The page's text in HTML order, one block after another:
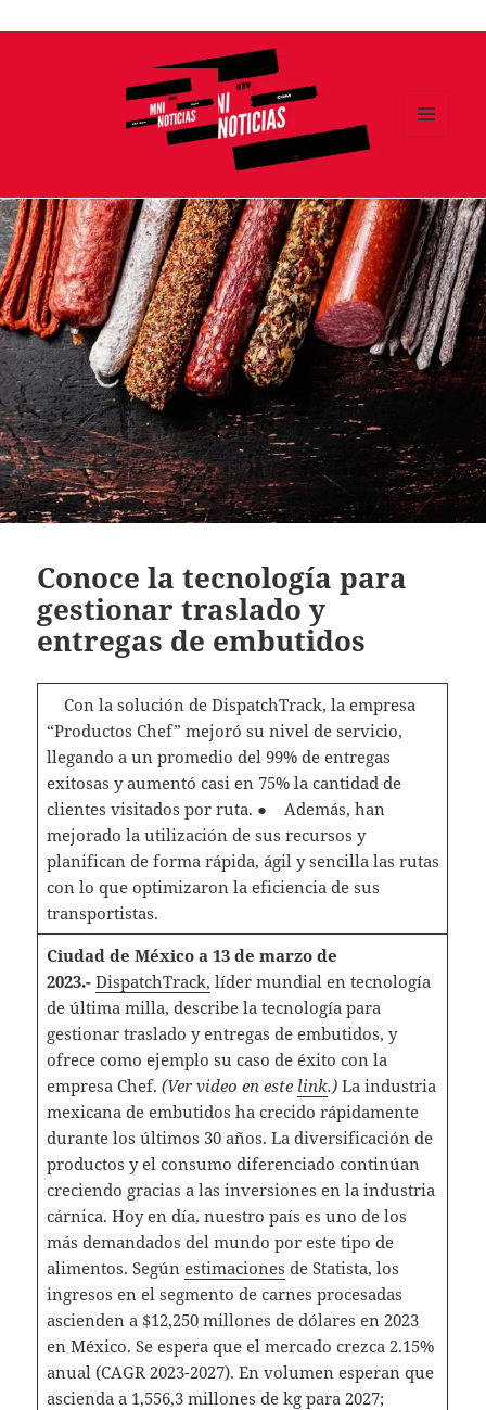
Ir
Conoce la tecnología para
gestionar traslado y
entregas de embutidos
Con la solución de DispatchTrack, la empresa
“Productos Chef” mejoró su nivel de servicio,
llegando a un promedio del 99% de entregas
exitosas y aumentó casi en 75% la cantidad de
clientes visitados por ruta. ● Además, han
mejorado la utilización de sus recursos y
planifican de forma rápida, ágil y sencilla las rutas
con lo que optimizaron la eficiencia de sus
transportistas.
Ciudad de México a 13 de marzo de
2023.- DispatchTrack, líder mundial en tecnología
de última milla, describe la tecnología para
gestionar traslado y entregas de embutidos, y
ofrece como ejemplo su caso de éxito con la
empresa Chef. (Ver video en este link.)La industria
mexicana de embutidos ha crecido rápidamente
durante los últimos 30 años. La diversificación de
productos y el consumo diferenciado continúan
creciendo gracias a las inversiones en la industria
cárnica. Hoy en día, nuestro país es uno de los
más demandados del mundo por este tipo de
alimentos. Según estimaciones de Statista, los
ingresos en el segmento de carnes procesadas
ascienden a $12,250 millones de dólares en 2023
en México. Se espera que el mercado crezca 2.15%
anual (CAGR 2023-2027). En volumen esperan que
ascienda a 1,556,3 millones de kg para 2027;